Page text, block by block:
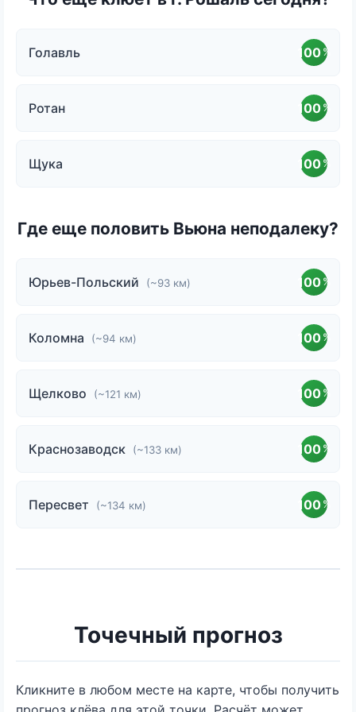
Голавль 100 %
Ротан 100 %
Щука 100 %
Где еще половить Вьюна неподалеку?
Юрьев-Польский (~93 км) 100 %
Коломна (~94 км) 100 %
Щелково (~121 км) 100 %
Краснозаводск (~133 км) 100 %
Пересвет (~134 км) 100 %
Точечный прогноз
Кликните в любом месте на карте, чтобы получить